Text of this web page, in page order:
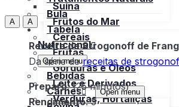
Suína
Frutos do Mar
Cereais
Frutas
Gorduras e Óleos
Leite e Derivados
Verduras, Hortaliças
Bula
Tabela
Nutricional
Open menu
Bebidas
Carnes
Open menu
A A
Receita de Strogonoff de
Da série dereceitas de
Preparo: (25 minutos)
Rendimento: 5